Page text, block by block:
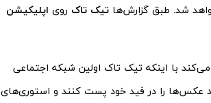
شد. طبق گزارش‌ها تیک تاک روی اپلیکیشن
با اینکه تیک تاک اولین شبکه اجتماعی
عکس‌ها را در فید خود پست کنند و استوری‌های